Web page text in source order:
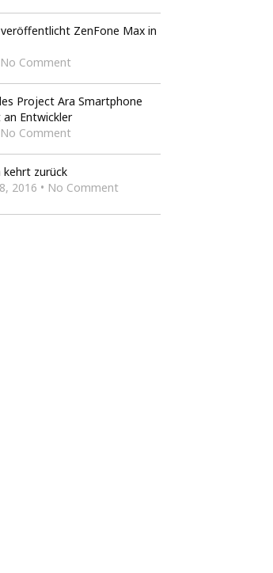
veröffentlicht ZenFone Max in
Comment
Project Ara Smartphone
Entwickler
Comment
kehrt zurück
2016 • No Comment